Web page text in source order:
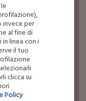
invece per
al fine di
linea con i
il tuo
clicca su
Policy